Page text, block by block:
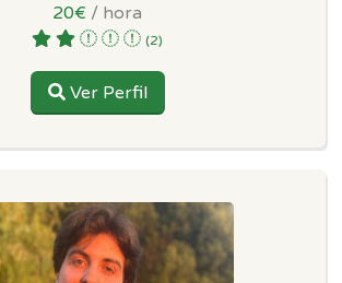
20€ / hora
(2)
Ver Perfil